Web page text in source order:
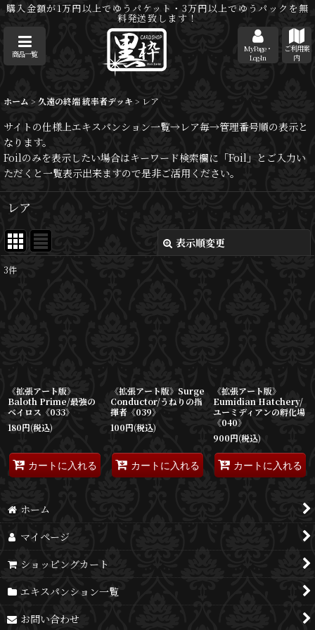
購入金額が1万円以上でゆうパケット・3万円以上でゆうパックを無
料発送致します！
商品一覧
MyPage・
Log-In
ご利用案
内
ホーム > 久遠の終端 統率者デッキ > レア
サイトの仕様上エキスパンション一覧→レア毎→管理番号順の表示と
なります。
Foilのみを表示したい場合はキーワード検索欄に「Foil」とご入力い
ただくと一覧表示出来ますので是非ご活用ください。
レア
表示順変更
3件
《拡張アート版》
Baloth Prime/最強の
ベイロス《033》
180円(税込)
カートに入れる
《拡張アート版》Surge
Conductor/うねりの指
揮者《039》
100円(税込)
カートに入れる
《拡張アート版》
Eumidian Hatchery/
ユーミディアンの孵化場
《040》
900円(税込)
カートに入れる
ホーム
マイページ
ショッピングカート
エキスパンション一覧
お問い合わせ